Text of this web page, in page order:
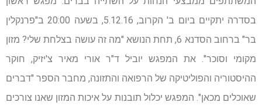
בסדרה יתקיים ביום ב' הקרוב, 5.12.16, בשעה 20:00 ב"פרנקלין
בר" ברחוב הסדנא 6, תחת הנושא "מה זה עושה בצלחת שלי? מזון
מקומי וסוכר". את המפגש יוביל ד"ר אורי מאיר צ'יזיק, חוקר
ההיסטוריה והפוליטיקה של הרפואה והתזונה, מחבר הספר "דברים
שאוכלים מכאן". המפגש יכלול תובנות על איכות המזון שאנו צורכים